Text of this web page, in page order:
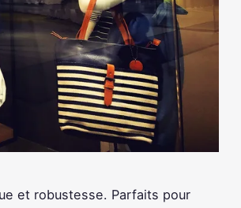
et robustesse. Parfaits pour